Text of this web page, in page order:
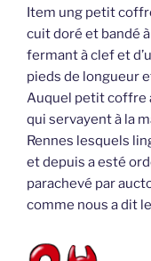
Item ung petit
cuit doré et bandé
fermant à clef et
pieds de longueur
Auquel petit coffre
qui servayent à la
Rennes lesquels
et depuis a esté
parachevé par
comme nous a dit